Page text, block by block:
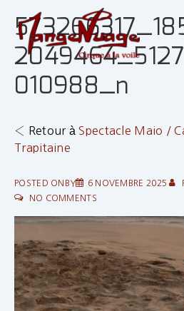
passer
contenu
principal
010988_n
‹ Retour àSpectacle Maio /
Trapitaine
POSTED ONBY 6 NOVEMBRE 2025
NO COMMENTS